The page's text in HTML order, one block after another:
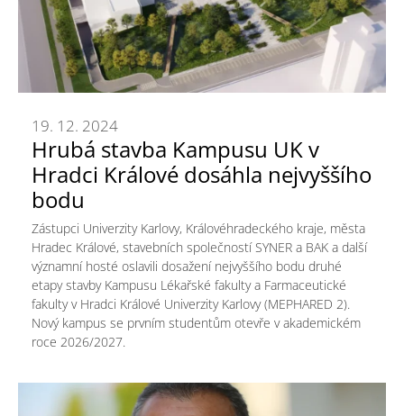
Hrubá stavba Kampusu UK v
Hradci Králové dosáhla nejvyššího
bodu
19. 12. 2024
Zástupci Univerzity Karlovy, Královéhradeckého kraje, města
Hradec Králové, stavebních společností SYNER a BAK a další
významní hosté oslavili dosažení nejvyššího bodu druhé
etapy stavby Kampusu Lékařské fakulty a Farmaceutické
fakulty v Hradci Králové Univerzity Karlovy (MEPHARED 2).
Nový kampus se prvním studentům otevře v akademickém
roce 2026/2027.